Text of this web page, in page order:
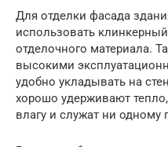
Для отделки фасада
использовать
отделочного материала.
высокими
удобно укладывать на
хорошо удерживают
влагу и служат ни одному